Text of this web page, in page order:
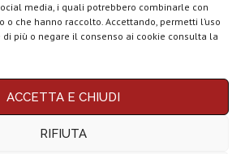
media, i quali potrebbero combinarle con
o che hanno raccolto. Accettando, permetti l’uso
di più o negare il consenso ai cookie consulta la
ACCETTA E CHIUDI
RIFIUTA
Disclaimer Privacy policy
una testata giornalistica in quanto viene aggiornato